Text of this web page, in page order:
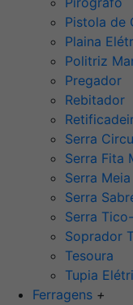
Pistola de
Plaina
Politriz
Pregador
Rebitador
Serra
Serra Fita
Serra
Serra
Serra
Soprador
Tesoura
Tupia
Ferragens +